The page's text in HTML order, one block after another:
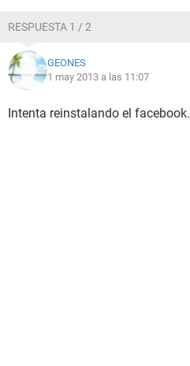
RESPUESTA 1 / 2
GEONES
1 may 2013 a las 11:07
Intenta reinstalando el facebook.